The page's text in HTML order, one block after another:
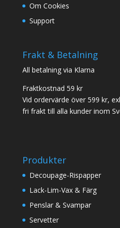
Om Cookies
Support
Frakt & Betalning
All betalning via Klarna
Fraktkostnad 59 kr
Vid ordervärde över 599 kr,
fri frakt till alla kunder inom
Produkter
Decoupage-Rispapper
Lack-Lim-Vax & Färg
Penslar & Svampar
Servetter